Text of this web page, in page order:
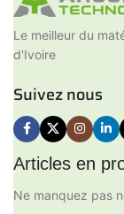
Le meilleur du
d'Ivoire
Suivez nous
Articles en
Ne manquez pas